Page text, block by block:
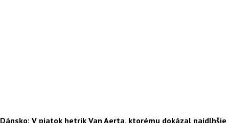
Dánsko: V piatok hetrik Van Aerta, ktorému dokázal najdlhšie